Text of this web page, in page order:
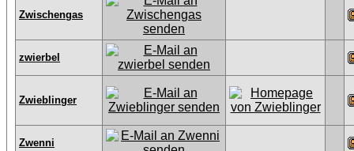
Zwischengas
zwierbel
Zwieblinger
Zwenni